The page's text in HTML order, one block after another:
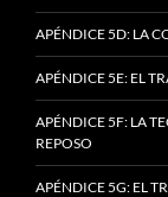
APÉNDICE 5D: LA
APÉNDICE 5E: EL
APÉNDICE 5F: LA
REPOSO
APÉNDICE 5G: EL